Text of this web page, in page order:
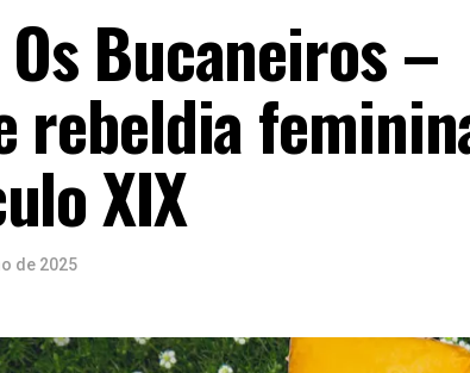
Bucaneiros –
rebeldia
XIX
de 2025